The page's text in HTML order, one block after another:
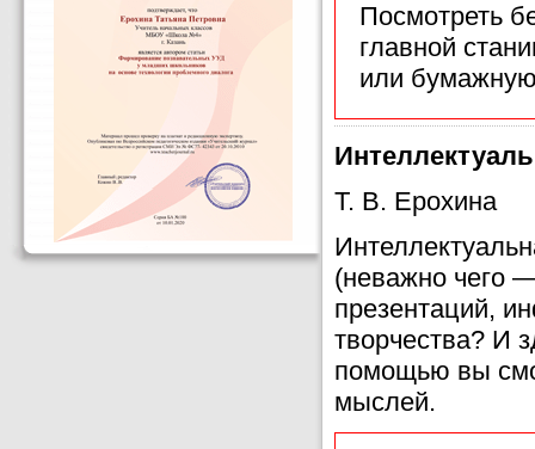
Посмотреть
главной
или
Т. В. Ерохина
(неважно чего
презентаций,
творчества? И
помощью вы
мыслей.